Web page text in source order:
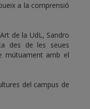
a la comprensió
de la UdL, Sandro
des de les seues
mútuament amb el
del campus de